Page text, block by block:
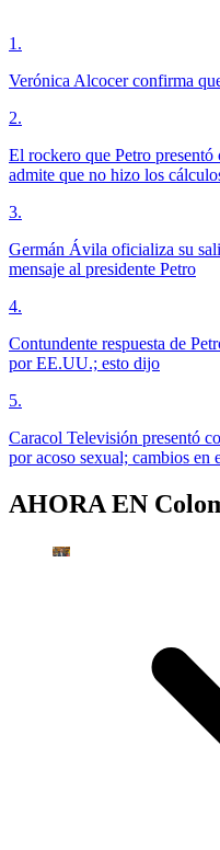
1 .
Verónica Alcocer confirma
2.
El rockero que Petro
admite que no hizo los
3.
Germán Ávila oficializa su
mensaje al presidente Petro
4.
Contundente respuesta de
por EE.UU.; esto dijo
5.
Caracol Televisión presentó
por acoso sexual; cambios en
AHORA EN